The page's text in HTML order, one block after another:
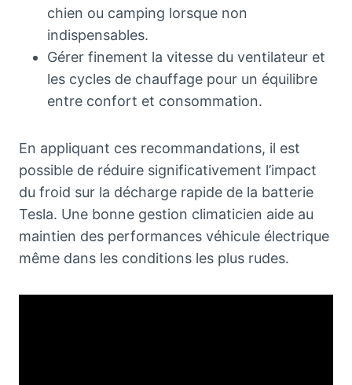
chien ou camping lorsque non
indispensables.
Gérer finement la vitesse du ventilateur et
les cycles de chauffage pour un équilibre
entre confort et consommation.
En appliquant ces recommandations, il est
possible de réduire significativement l’impact
du froid sur la décharge rapide de la batterie
Tesla. Une bonne gestion climaticien aide au
maintien des performances véhicule électrique
même dans les conditions les plus rudes.